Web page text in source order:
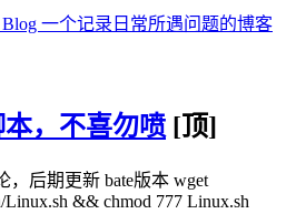
Blog 一个记录日常所遇问题的博客
，不喜勿喷 [顶]
，后期更新 bate版本 wget
Linux.sh && chmod 777 Linux.sh